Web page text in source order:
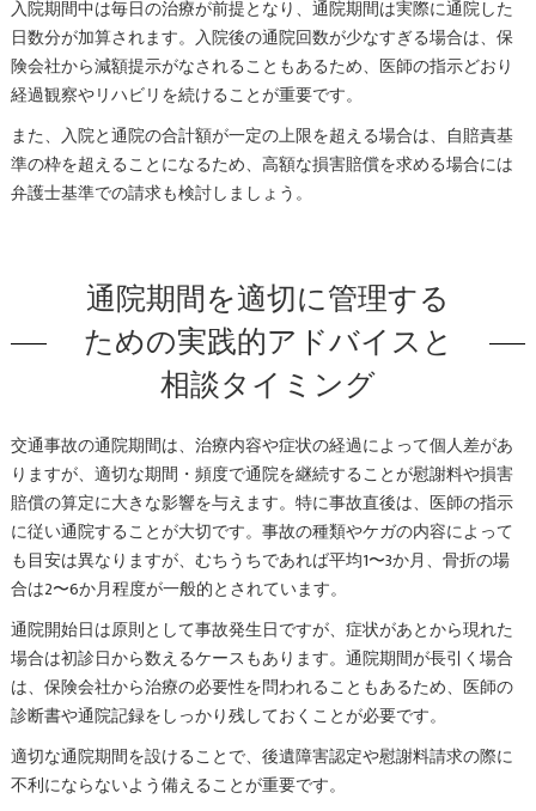
入院期間中は毎日の治療が前提となり、通院期間は実際に通院した
日数分が加算されます。入院後の通院回数が少なすぎる場合は、保
険会社から減額提示がなされることもあるため、医師の指示どおり
経過観察やリハビリを続けることが重要です。
また、入院と通院の合計額が一定の上限を超える場合は、自賠責基
準の枠を超えることになるため、高額な損害賠償を求める場合には
弁護士基準での請求も検討しましょう。
通院期間を適切に管理する
ための実践的アドバイスと
相談タイミング
交通事故の通院期間は、治療内容や症状の経過によって個人差があ
りますが、適切な期間・頻度で通院を継続することが慰謝料や損害
賠償の算定に大きな影響を与えます。特に事故直後は、医師の指示
に従い通院することが大切です。事故の種類やケガの内容によって
も目安は異なりますが、むちうちであれば平均1〜3か月、骨折の場
合は2〜6か月程度が一般的とされています。
通院開始日は原則として事故発生日ですが、症状があとから現れた
場合は初診日から数えるケースもあります。通院期間が長引く場合
は、保険会社から治療の必要性を問われることもあるため、医師の
診断書や通院記録をしっかり残しておくことが必要です。
適切な通院期間を設けることで、後遺障害認定や慰謝料請求の際に
不利にならないよう備えることが重要です。